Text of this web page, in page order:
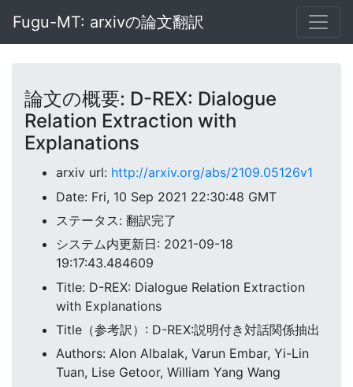
Fugu-MT: arxivの論文翻訳
論文の概要: D-REX: Dialogue
Relation Extraction with
Explanations
arxiv url: http://arxiv.org/abs/2109.05126v1
Date: Fri, 10 Sep 2021 22:30:48 GMT
ステータス: 翻訳完了
システム内更新日: 2021-09-18
19:17:43.484609
Title: D-REX: Dialogue Relation Extraction
with Explanations
Title（参考訳）: D-REX:説明付き対話関係抽出
Authors: Alon Albalak, Varun Embar, Yi-Lin
Tuan, Lise Getoor, William Yang Wang